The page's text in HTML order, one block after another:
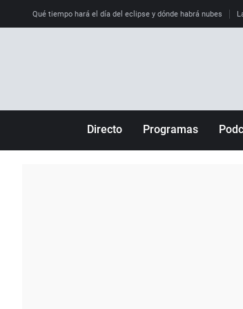
Qué tiempo hará el día del eclipse y dónde habrá nubes
Directo Programas